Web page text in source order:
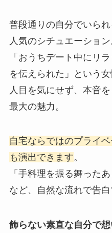
普段通りの自分でいら
人気のシチュエーション
「おうちデート中にリ
を伝えられた」という女
人目を気にせず、本音
最大の魅力。
自宅ならではのプライ
も演出できます。
「手料理を振る舞った
など、自然な流れで告白
飾らない素直な自分で